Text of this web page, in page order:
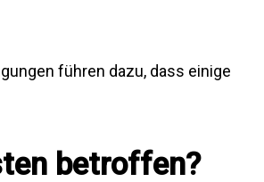
führen dazu, dass einige
betroffen?